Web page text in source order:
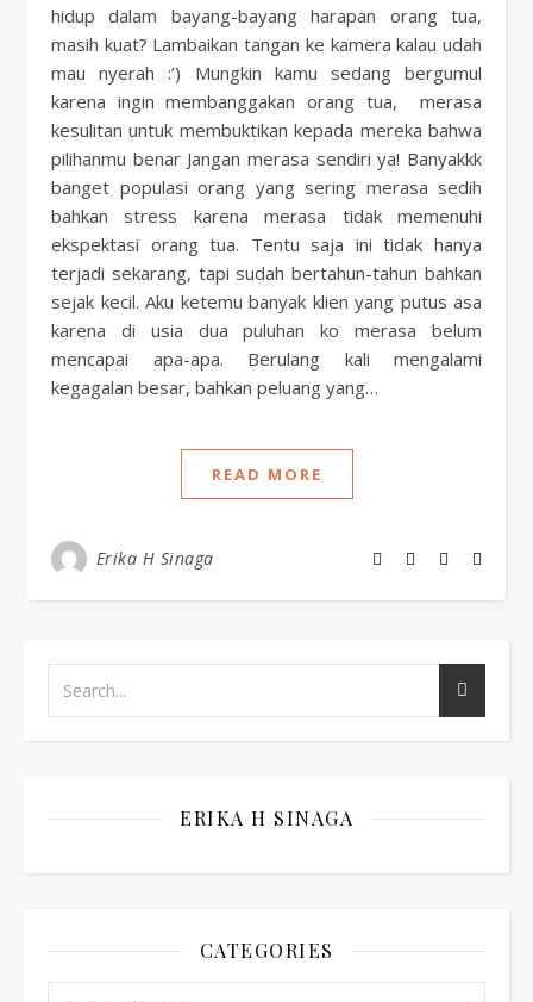
hidup dalam bayang-bayang harapan orang tua,
masih kuat? Lambaikan tangan ke kamera kalau udah
mau nyerah :’) Mungkin kamu sedang bergumul
karena ingin membanggakan orang tua, merasa
kesulitan untuk membuktikan kepada mereka bahwa
pilihanmu benar Jangan merasa sendiri ya! Banyakkk
banget populasi orang yang sering merasa sedih
bahkan stress karena merasa tidak memenuhi
ekspektasi orang tua. Tentu saja ini tidak hanya
terjadi sekarang, tapi sudah bertahun-tahun bahkan
sejak kecil. Aku ketemu banyak klien yang putus asa
karena di usia dua puluhan ko merasa belum
mencapai apa-apa. Berulang kali mengalami
kegagalan besar, bahkan peluang yang…
READ MORE
Erika H Sinaga
ERIKA H SINAGA
CATEGORIES